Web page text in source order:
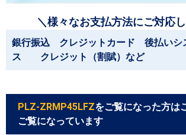
＼様々なお支払方法にご対応
銀行振込 クレジットカード 後払い
ス クレジット（割賦）など
PLZ-ZRMP45LFZをご覧になった方は
ご覧になっています